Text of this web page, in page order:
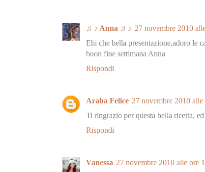
♫ ♪ Anna ♫ ♪ 27 novembre 2010
Ehi che bella presentazione,adoro le
buon fine settimana Anna
Rispondi
Araba Felice 27 novembre 2010
Ti ringrazio per questa bella ricetta,
Rispondi
Vanessa 27 novembre 2010 alle ore